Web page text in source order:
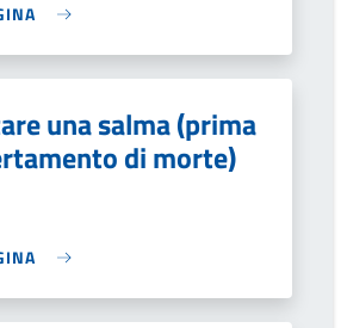
una salma (prima
di morte)